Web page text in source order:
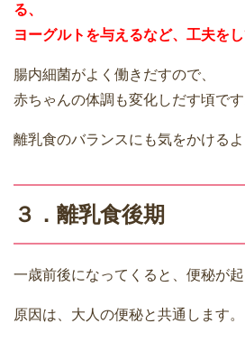
る、
ヨーグルトを与えるなど、工夫をし
腸内細菌がよく働きだすので、
赤ちゃんの体調も変化しだす頃です
離乳食のバランスにも気をかけるよ
３．離乳食後期
一歳前後になってくると、便秘が
原因は、大人の便秘と共通します。